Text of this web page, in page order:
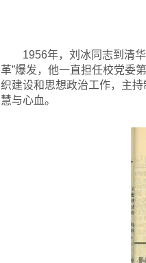
1956年，刘冰同志到清
革”爆发，他一直担任校党委
织建设和思想政治工作，主
慧与心血。